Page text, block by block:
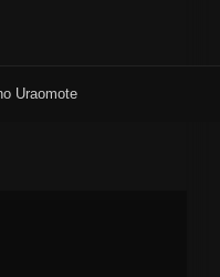
Uraomote